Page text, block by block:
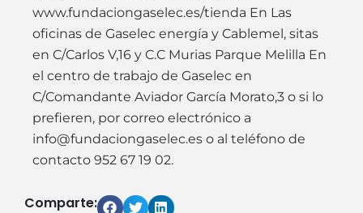
www.fundaciongaselec.es/tienda En Las
oficinas de Gaselec energía y Cablemel, sitas
en C/Carlos V,16 y C.C Murias Parque Melilla En
el centro de trabajo de Gaselec en
C/Comandante Aviador García Morato,3 o si lo
prefieren, por correo electrónico a
info@fundaciongaselec.es o al teléfono de
contacto 952 67 19 02.
Comparte: